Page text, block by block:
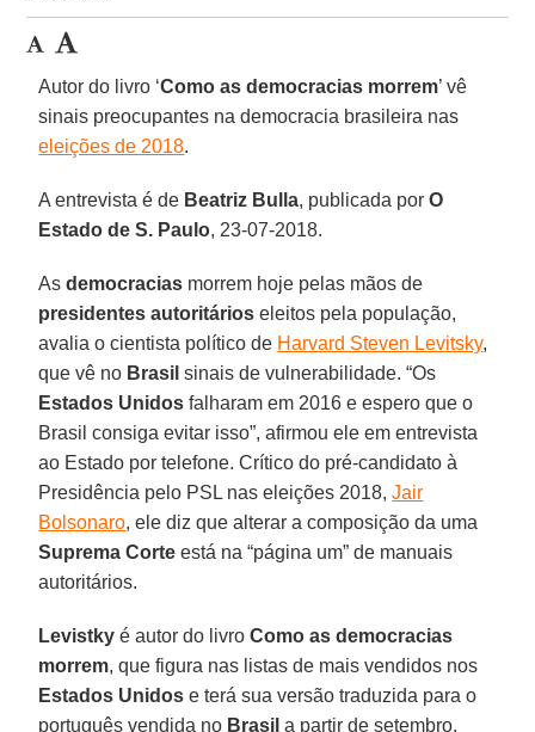
Autor do livro ‘Como as democracias morrem’ vê
sinais preocupantes na democracia brasileira nas
eleições de 2018.
A entrevista é de Beatriz Bulla, publicada porO
Estado de S. Paulo, 23-07-2018.
Asdemocracias morrem hoje pelas mãos de
presidentes autoritários eleitos pela população,
avalia o cientista político de Harvard Steven Levitsky,
que vê no Brasil sinais de vulnerabilidade. “Os
Estados Unidos falharam em 2016 e espero que o
Brasil consiga evitar isso”, afirmou ele em entrevista
ao Estado por telefone. Crítico do pré-candidato à
Presidência pelo PSL nas eleições 2018,Jair
Bolsonaro, ele diz que alterar a composição da uma
Suprema Corte está na “página um” de manuais
autoritários.
Levistky é autor do livroComo as democracias
morrem, que figura nas listas de mais vendidos nos
Estados Unidos e terá sua versão traduzida para o
português vendida no Brasil a partir de setembro,